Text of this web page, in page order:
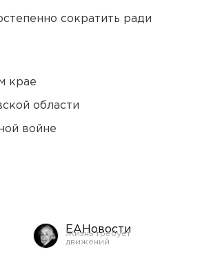
сократить ради
крае
области
войне
ЕАНовости